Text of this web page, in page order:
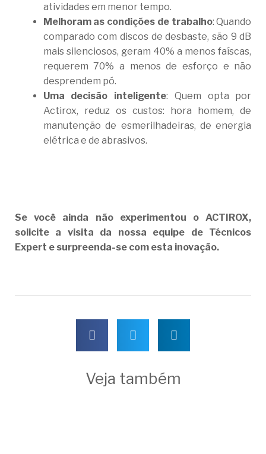
atividades em menor tempo.
Melhoram as condições de trabalho: Quando
comparado com discos de desbaste, são 9 dB
mais silenciosos, geram 40% a menos faíscas,
requerem 70% a menos de esforço e não
desprendem pó.
Uma decisão inteligente: Quem opta por
Actirox, reduz os custos: hora homem, de
manutenção de esmerilhadeiras, de energia
elétrica e de abrasivos.
Se você ainda não experimentou o ACTIROX,
solicite a visita da nossa equipe de Técnicos
Expert e surpreenda-se com esta inovação.
Veja também